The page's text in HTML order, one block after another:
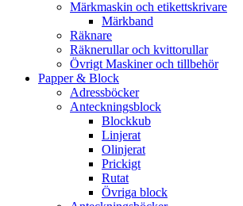
Märkmaskin och etikettskrivare
Märkband
Räknare
Räknerullar och kvittorullar
Övrigt Maskiner och tillbehör
Papper & Block
Adressböcker
Anteckningsblock
Blockkub
Linjerat
Olinjerat
Prickigt
Rutat
Övriga block